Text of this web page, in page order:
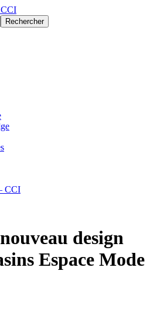
CCI
design
Espace Mode